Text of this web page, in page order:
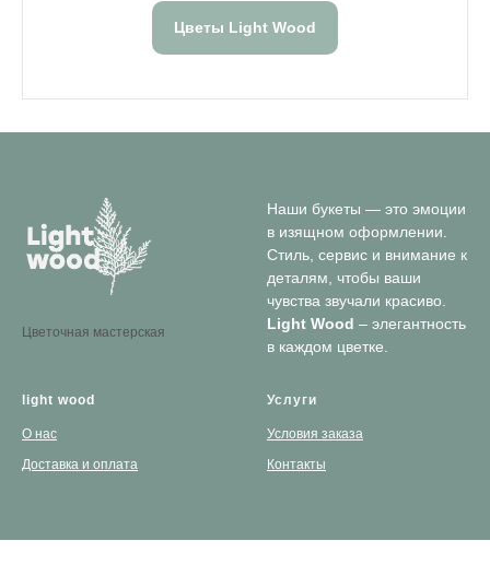
Цветы Light Wood
Цветочная мастерская
Наши букеты — это эмоции
в изящном оформлении.
Стиль, сервис и внимание к
деталям, чтобы ваши
чувства звучали красиво.
Light Wood – элегантность
в каждом цветке.
light wood
О нас
Доставка и оплата
Услуги
Условия заказа
Контакты